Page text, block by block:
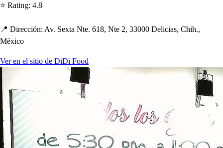
⭐ Rating: 4.8
📍 Dirección: Av. Sexta Nte. 618, Nte 2, 33000 Delicias, Chih.,
México
Ver en el sitio de DiDi Food